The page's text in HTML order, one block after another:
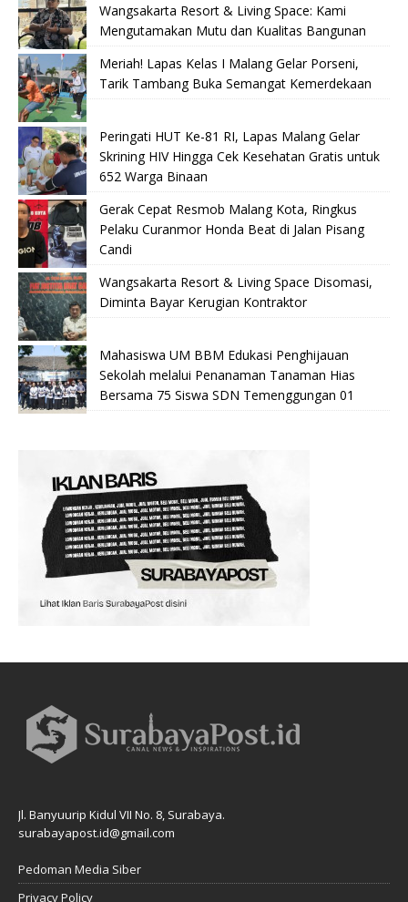
Wangsakarta Resort & Living Space: Kami
Mengutamakan Mutu dan Kualitas Bangunan
Meriah! Lapas Kelas I Malang Gelar Porseni,
Tarik Tambang Buka Semangat Kemerdekaan
Peringati HUT Ke-81 RI, Lapas Malang Gelar
Skrining HIV Hingga Cek Kesehatan Gratis untuk
652 Warga Binaan
Gerak Cepat Resmob Malang Kota, Ringkus
Pelaku Curanmor Honda Beat di Jalan Pisang
Candi
Wangsakarta Resort & Living Space Disomasi,
Diminta Bayar Kerugian Kontraktor
Mahasiswa UM BBM Edukasi Penghijauan
Sekolah melalui Penanaman Tanaman Hias
Bersama 75 Siswa SDN Temenggungan 01
Jl. Banyuurip Kidul VII No. 8, Surabaya.
surabayapost.id@gmail.com
Pedoman Media Siber
Privacy Policy